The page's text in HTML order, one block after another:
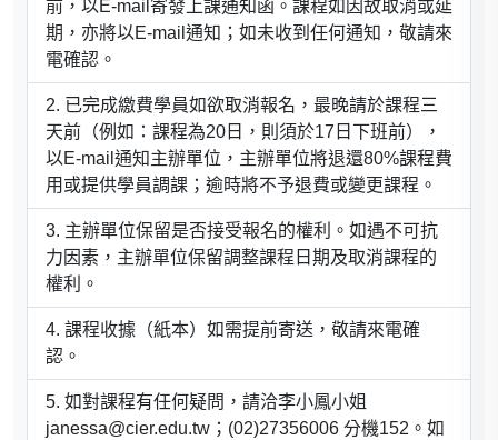
前，以E-mail寄發上課通知函。課程如因故取消或延
期，亦將以E-mail通知；如未收到任何通知，敬請來
電確認。
已完成繳費學員如欲取消報名，最晚請於課程三
天前（例如：課程為20日，則須於17日下班前），
以E-mail通知主辦單位，主辦單位將退還80%課程費
用或提供學員調課；逾時將不予退費或變更課程。
主辦單位保留是否接受報名的權利。如遇不可抗
力因素，主辦單位保留調整課程日期及取消課程的
權利。
課程收據（紙本）如需提前寄送，敬請來電確
認。
如對課程有任何疑問，請洽李小鳳小姐
janessa@cier.edu.tw；(02)27356006 分機152。如